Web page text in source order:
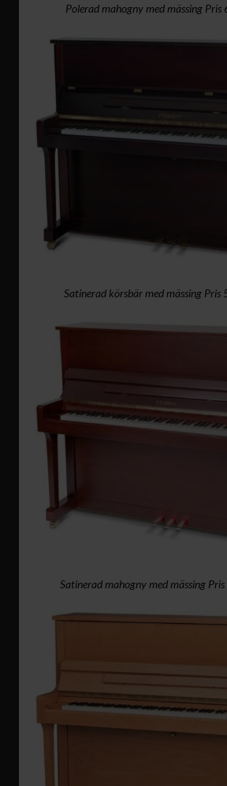
Polerad mahogny med mässing
Satinerad körsbär med mässing
Satinerad mahogny med mässing